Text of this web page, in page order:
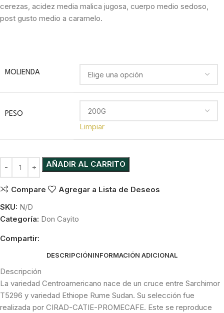
cerezas, acidez media malica jugosa, cuerpo medio sedoso,
post gusto medio a caramelo.
MOLIENDA
PESO
Limpiar
AÑADIR AL CARRITO
Compare
Agregar a Lista de Deseos
SKU: N/D
Categoría: Don Cayito
Compartir:
DESCRIPCIÓNINFORMACIÓN ADICIONAL
Descripción
La variedad Centroamericano nace de un cruce entre Sarchimor
T5296 y variedad Ethiope Rume Sudan. Su selección fue
realizada por CIRAD-CATIE-PROMECAFE. Este se reproduce